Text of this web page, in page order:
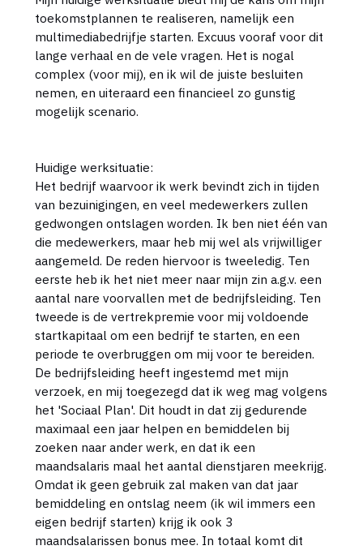
toekomstplannen te realiseren, namelijk een
multimediabedrijfje starten. Excuus vooraf voor dit
lange verhaal en de vele vragen. Het is nogal
complex (voor mij), en ik wil de juiste besluiten
nemen, en uiteraard een financieel zo gunstig
mogelijk scenario.
Huidige werksituatie:
Het bedrijf waarvoor ik werk bevindt zich in tijden
van bezuinigingen, en veel medewerkers zullen
gedwongen ontslagen worden. Ik ben niet één van
die medewerkers, maar heb mij wel als vrijwilliger
aangemeld. De reden hiervoor is tweeledig. Ten
eerste heb ik het niet meer naar mijn zin a.g.v. een
aantal nare voorvallen met de bedrijfsleiding. Ten
tweede is de vertrekpremie voor mij voldoende
startkapitaal om een bedrijf te starten, en een
periode te overbruggen om mij voor te bereiden.
De bedrijfsleiding heeft ingestemd met mijn
verzoek, en mij toegezegd dat ik weg mag volgens
het 'Sociaal Plan'. Dit houdt in dat zij gedurende
maximaal een jaar helpen en bemiddelen bij
zoeken naar ander werk, en dat ik een
maandsalaris maal het aantal dienstjaren meekrijg.
Omdat ik geen gebruik zal maken van dat jaar
bemiddeling en ontslag neem (ik wil immers een
eigen bedrijf starten) krijg ik ook 3
maandsalarissen bonus mee. In totaal komt dit